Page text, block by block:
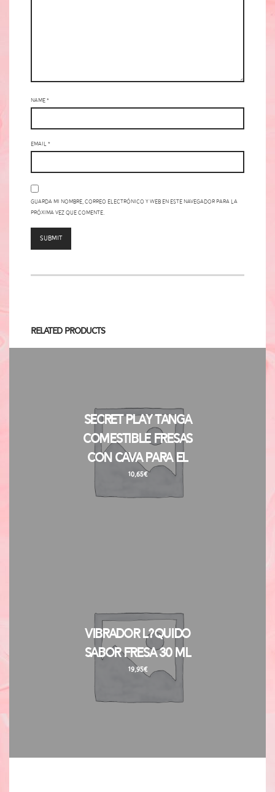
Name*
Email*
Guarda mi nombre, correo electrónico y web en este navegador para la
próxima vez que comente.
Related Products
Secret Play Tanga
Comestible Fresas
con Cava para El
10,65€
Vibrador L?quido
Sabor Fresa 30 ml
19,95€